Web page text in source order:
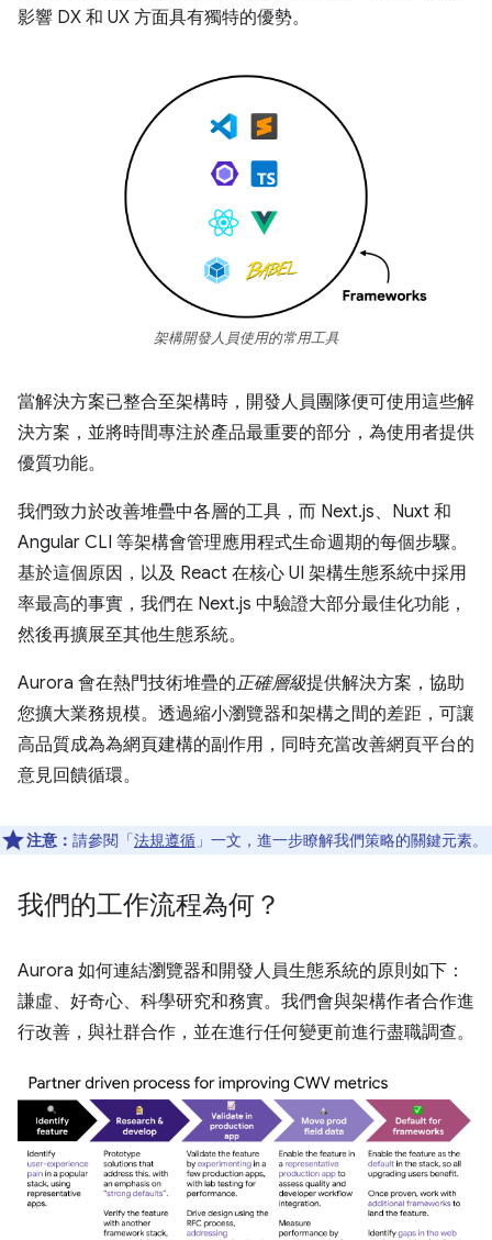
影響 DX 和 UX 方面具有獨特的優勢。
架構開發人員使用的常用工具
當解決方案已整合至架構時，開發人員團隊便可使用這些解
決方案，並將時間專注於產品最重要的部分，為使用者提供
優質功能。
我們致力於改善堆疊中各層的工具，而 Next.js、Nuxt 和
Angular CLI 等架構會管理應用程式生命週期的每個步驟。
基於這個原因，以及 React 在核心 UI 架構生態系統中採用
率最高的事實，我們在 Next.js 中驗證大部分最佳化功能，
然後再擴展至其他生態系統。
Aurora 會在熱門技術堆疊的正確層級提供解決方案，協助
您擴大業務規模。透過縮小瀏覽器和架構之間的差距，可讓
高品質成為為網頁建構的副作用，同時充當改善網頁平台的
意見回饋循環。
注意： 請參閱「法規遵循 」一文，進一步瞭解我們策略的關鍵元素。
我們的工作流程為何？
Aurora 如何連結瀏覽器和開發人員生態系統的原則如下：
謙虛、好奇心、科學研究和務實。我們會與架構作者合作進
行改善，與社群合作，並在進行任何變更前進行盡職調查。